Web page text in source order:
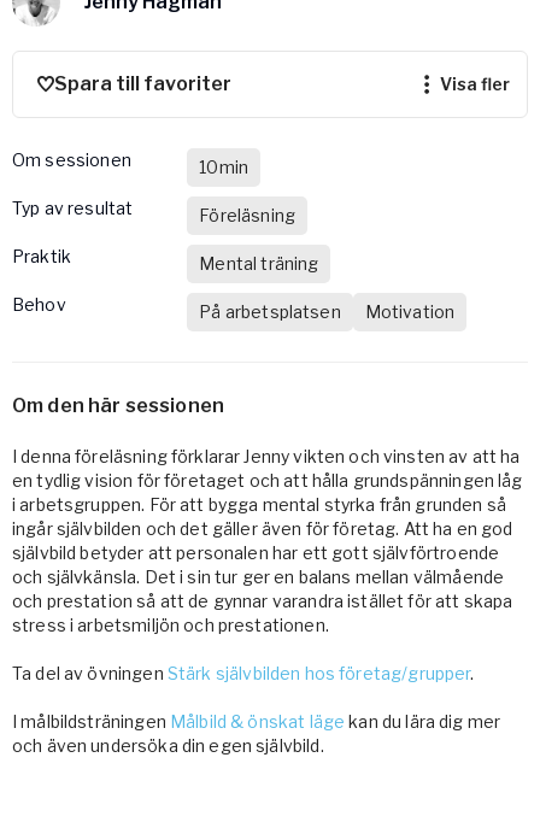
Vården – Yogobe Health & Care
Så stöttar Yogobe patienter, förskrivare och sjukvården
FaR
Fysisk aktivitet på recept
Stöd till arbetsgivare, försäkringsbolag & organisationer
Arbetsgivare
Pausa Smart
Yogobe för yogalärare
Spara till favoriter visa fler
Om sessionen
10min
Typ av resultat
Föreläsning
Praktik
Mental träning
Behov
På arbetsplatsen Motivation
Om den här sessionen
I denna föreläsning förklarar Jenny vikten och vinsten av att ha
en tydlig vision för företaget och att hålla grundspänningen låg
i arbetsgruppen. För att bygga mental styrka från grunden så
ingår självbilden och det gäller även för företag. Att ha en god
självbild betyder att personalen har ett gott självförtroende
och självkänsla. Det i sin tur ger en balans mellan välmående
och prestation så att de gynnar varandra istället för att skapa
stress i arbetsmiljön och prestationen.
Ta del av övningen Stärk självbilden hos företag/grupper.
I målbildsträningen Målbild & önskat läge kan du lära dig mer
och även undersöka din egen självbild.